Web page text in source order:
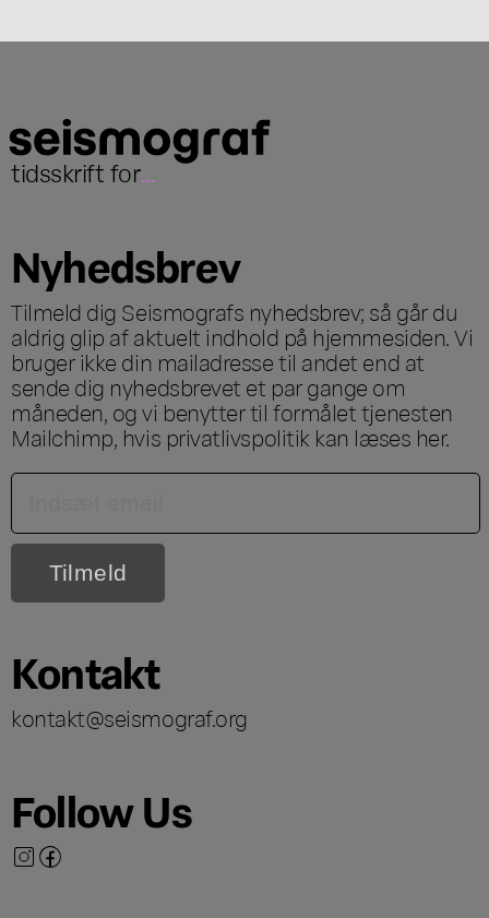
tidsskrift for...
Nyhedsbrev
Tilmeld dig Seismografs nyhedsbrev; så går du
aldrig glip af aktuelt indhold på hjemmesiden. Vi
bruger ikke din mailadresse til andet end at
sende dig nyhedsbrevet et par gange om
måneden, og vi benytter til formålet tjenesten
Mailchimp, hvis privatlivspolitik kan læses her.
Kontakt
kontakt@seismograf.org
Follow Us